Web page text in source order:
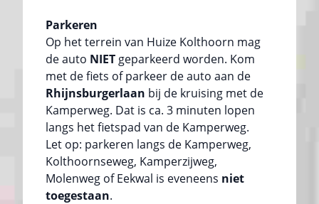
Parkeren
Op het terrein van Huize Kolthoorn mag
de auto NIET geparkeerd worden. Kom
met de fiets of parkeer de auto aan de
Rhijnsburgerlaan bij de kruising met de
Kamperweg. Dat is ca. 3 minuten lopen
langs het fietspad van de Kamperweg.
Let op: parkeren langs de Kamperweg,
Kolthoornseweg, Kamperzijweg,
Molenweg of Eekwal is eveneens niet
toegestaan.